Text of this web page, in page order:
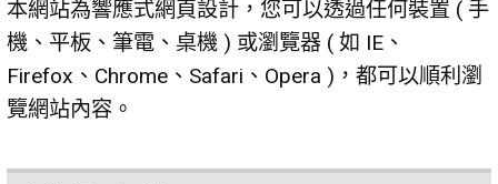
本網站為響應式網頁設計，您可以透過任何裝置 ( 手
機、平板、筆電、桌機 ) 或瀏覽器 ( 如 IE、
Firefox、Chrome、Safari、Opera )，都可以順利瀏
覽網站內容。